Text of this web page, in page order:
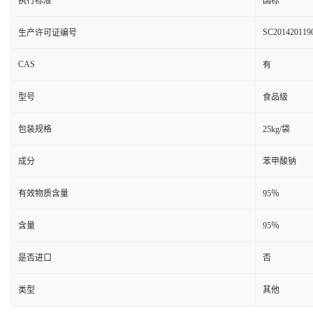
生产许可证编号
CAS 有
型号 食品级
包装规格 25kg/袋
成分 苯甲酸钠
有效物质含量 95％
含量 95％
是否进口 否
类型 其他